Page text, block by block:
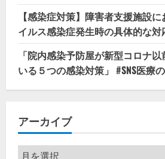
【感染症対策】障害者支援施設
イルス感染症発生時の具体的な
「院内感染予防屋が新型コロナ
いる５つの感染対策」 #SNS医療の
アーカイブ
ア